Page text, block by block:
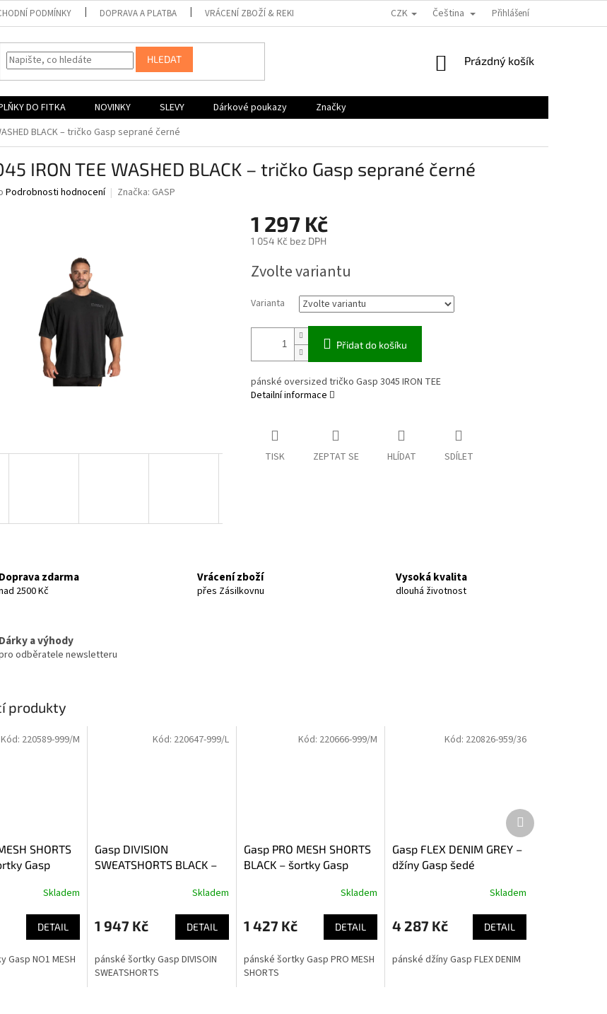
PODMÍNKY DOPRAVA A PLATBA VRÁCENÍ ZBOŽÍ & REKLAMACE KONTAKTY VELIKOSTNÍ TABULKY
CZK Čeština Přihlášení
HLEDAT
NÁKUPNÍ
Prázdný košík
DO FITKA NOVINKY SLEVY Dárkové poukazy
Značky
BLACK – tričko Gasp seprané černé
IRON TEE WASHED BLACK – tričko Gasp seprané černé
Podrobnosti hodnocení Značka: GASP
1 297 Kč
1 054 Kč bez DPH
cena:
Zvolte variantu
Varianta
Přidat do košíku
pánské oversized tričko Gasp 3045 IRON TEE
Detailní informace
TISK ZEPTAT SE HLÍDAT SDÍLET
Doprava zdarma
2500 Kč
Vrácení zboží
přes Zásilkovnu
Vysoká kvalita
dlouhá životnost
Dárky a výhody
odběratele newsletteru
produkty
SHORTS
Gasp
Skladem
DETAIL
Gasp NO1 MESH
Kód: 220589-999/M
Gasp DIVISION
SWEATSHORTS BLACK –
Skladem
1 947 Kč DETAIL
pánské šortky Gasp DIVISOIN
SWEATSHORTS
Kód: 220647-999/L
Gasp PRO MESH SHORTS
BLACK – šortky Gasp
Skladem
1 427 Kč DETAIL
pánské šortky Gasp PRO MESH
SHORTS
Kód: 220666-999/M
Gasp FLEX DENIM GREY –
džíny Gasp šedé
Skladem
4 287 Kč DETAIL
pánské džíny Gasp FLEX DENIM
Kód: 220826-959/36
Další
produkt